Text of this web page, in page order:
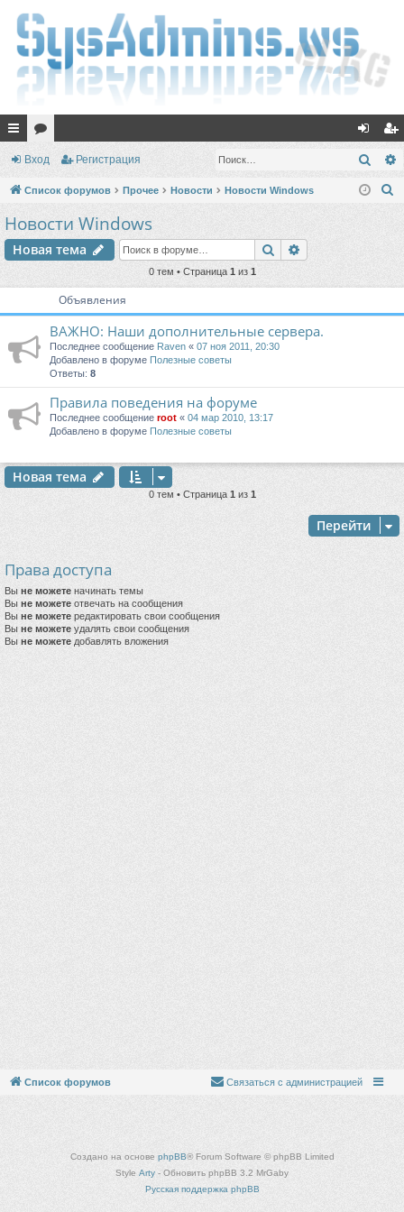
с
ы
и
ор хо
д
ег
ис
Вход Регистрация
Список форумов Прочее Новости Новости Windows
Новости Windows
Новая тема Поиск
0 тем • Страница 1 из 1
Объявления
ВАЖНО: Наши дополнительные сервера.
Последнее сообщение Raven « 07 ноя 2011, 20:30
Добавлено в форуме Полезные советы
Ответы: 8
Правила поведения на форуме
Последнее сообщение root « 04 мар 2010, 13:17
Добавлено в форуме Полезные советы
Новая тема
0 тем • Страница 1 из 1
Перейти
Права доступа
Вы не можете начинать темы
Вы не можете отвечать на сообщения
Вы не можете редактировать свои сообщения
Вы не можете удалять свои сообщения
Вы не можете добавлять вложения
Список форумов Связаться с администрацией
Создано на основе phpBB® Forum Software © phpBB Limited
Style Arty - Обновить phpBB 3.2 MrGaby
Русская поддержка phpBB